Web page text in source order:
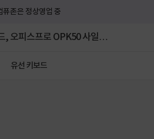
퓨존은 정상영업 중
오피스프로 OPK50 사일런스
유선 키보드